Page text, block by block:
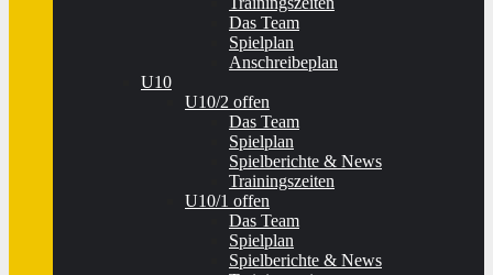
Das Team
Spielplan
Anschreibeplan
U10
U10/2 offen
Das Team
Spielplan
Spielberichte & News
Trainingszeiten
U10/1 offen
Das Team
Spielplan
Spielberichte & News